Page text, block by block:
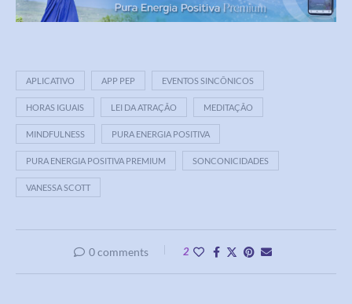
APLICATIVO APP PEP EVENTOS SINCÔNICOS
HORAS IGUAIS LEI DA ATRAÇÃO MEDITAÇÃO
MINDFULNESS PURA ENERGIA POSITIVA
PURA ENERGIA POSITIVA PREMIUM SONCONICIDADES
VANESSA SCOTT
0 comments 2